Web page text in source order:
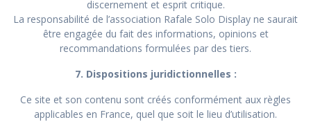
discernement et esprit critique.
La responsabilité de l’association Rafale Solo Display ne saurait
être engagée du fait des informations, opinions et
recommandations formulées par des tiers.
7. Dispositions juridictionnelles :
Ce site et son contenu sont créés conformément aux règles
applicables en France, quel que soit le lieu d’utilisation.